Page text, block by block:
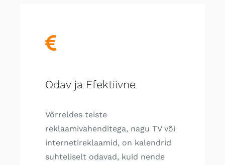
Odav ja Efektiivne
Võrreldes teiste
reklaamivahenditega, nagu TV või
internetireklaamid, on kalendrid
suhteliselt odavad, kuid nende